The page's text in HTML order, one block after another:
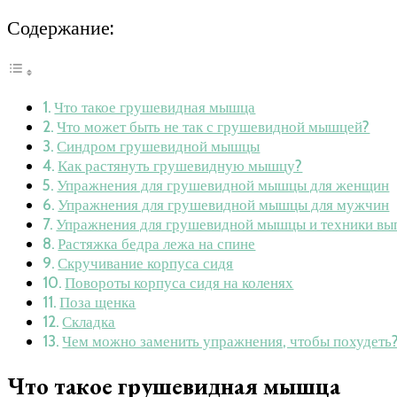
Содержание:
Что такое грушевидная мышца
Что может быть не так с грушевидной мышцей?
Синдром грушевидной мышцы
Как растянуть грушевидную мышцу?
Упражнения для грушевидной мышцы для женщин
Упражнения для грушевидной мышцы для мужчин
Упражнения для грушевидной мышцы и техники
Растяжка бедра лежа на спине
Скручивание корпуса сидя
Повороты корпуса сидя на коленях
Поза щенка
Складка
Чем можно заменить упражнения, чтобы похудеть?
Что такое грушевидная мышца